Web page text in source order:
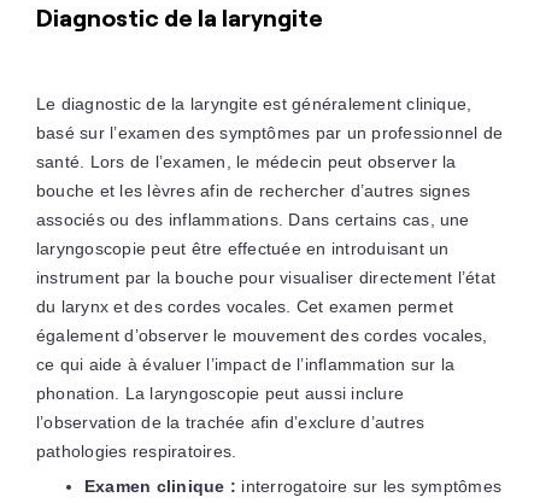
Diagnostic de la laryngite
Le diagnostic de la laryngite est généralement clinique,
basé sur l’examen des symptômes par un professionnel de
santé. Lors de l’examen, le médecin peut observer la
bouche et les lèvres afin de rechercher d’autres signes
associés ou des inflammations. Dans certains cas, une
laryngoscopie peut être effectuée en introduisant un
instrument par la bouche pour visualiser directement l’état
du larynx et des cordes vocales. Cet examen permet
également d’observer le mouvement des cordes vocales,
ce qui aide à évaluer l’impact de l’inflammation sur la
phonation. La laryngoscopie peut aussi inclure
l’observation de la trachée afin d’exclure d’autres
pathologies respiratoires.
Examen clinique : interrogatoire sur les symptômes